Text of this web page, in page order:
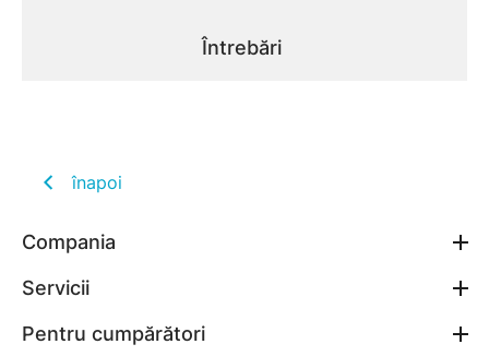
Întrebări
înapoi
Compania
Servicii
Pentru cumpărători